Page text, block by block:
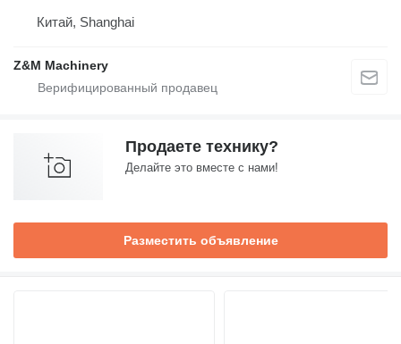
Китай, Shanghai
Z&M Machinery
Продаете технику?
Делайте это вместе с нами!
Разместить объявление